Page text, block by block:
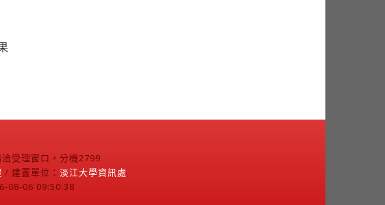
受理窗口，分機2799
/ 建置單位： 淡江大學資訊處
08-06 09:50:38